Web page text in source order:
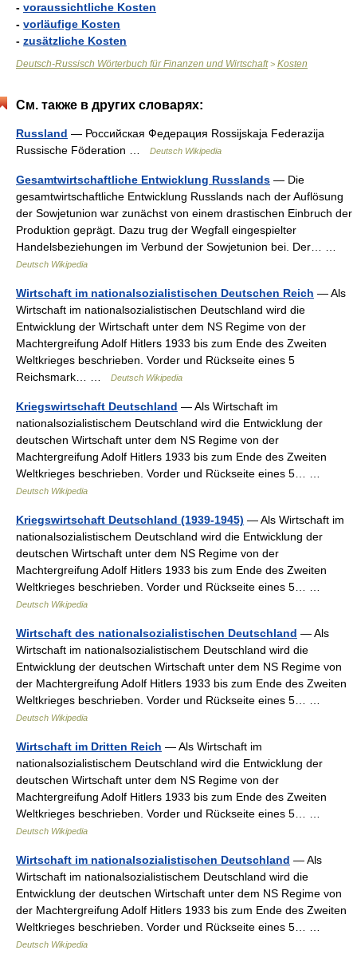
- voraussichtliche Kosten
- vorläufige Kosten
- zusätzliche Kosten
Deutsch-Russisch Wörterbuch für Finanzen und Wirtschaft> Kosten
См. также в других словарях:
Russland — Российская Федерация Rossijskaja Federazija
Russische Föderation …
Deutsch Wikipedia
Gesamtwirtschaftliche Entwicklung Russlands — Die
gesamtwirtschaftliche Entwicklung Russlands nach der Auflösung
der Sowjetunion war zunächst von einem drastischen Einbruch der
Produktion geprägt. Dazu trug der Wegfall eingespielter
Handelsbeziehungen im Verbund der Sowjetunion bei. Der… …
Deutsch Wikipedia
Wirtschaft im nationalsozialistischen Deutschen Reich — Als
Wirtschaft im nationalsozialistischen Deutschland wird die
Entwicklung der Wirtschaft unter dem NS Regime von der
Machtergreifung Adolf Hitlers 1933 bis zum Ende des Zweiten
Weltkrieges beschrieben. Vorder und Rückseite eines 5
Reichsmark… …
Deutsch Wikipedia
Kriegswirtschaft Deutschland — Als Wirtschaft im
nationalsozialistischem Deutschland wird die Entwicklung der
deutschen Wirtschaft unter dem NS Regime von der
Machtergreifung Adolf Hitlers 1933 bis zum Ende des Zweiten
Weltkrieges beschrieben. Vorder und Rückseite eines 5… …
Deutsch Wikipedia
Kriegswirtschaft Deutschland (1939-1945) — Als Wirtschaft im
nationalsozialistischem Deutschland wird die Entwicklung der
deutschen Wirtschaft unter dem NS Regime von der
Machtergreifung Adolf Hitlers 1933 bis zum Ende des Zweiten
Weltkrieges beschrieben. Vorder und Rückseite eines 5… …
Deutsch Wikipedia
Wirtschaft des nationalsozialistischen Deutschland — Als
Wirtschaft im nationalsozialistischem Deutschland wird die
Entwicklung der deutschen Wirtschaft unter dem NS Regime von
der Machtergreifung Adolf Hitlers 1933 bis zum Ende des Zweiten
Weltkrieges beschrieben. Vorder und Rückseite eines 5… …
Deutsch Wikipedia
Wirtschaft im Dritten Reich — Als Wirtschaft im
nationalsozialistischem Deutschland wird die Entwicklung der
deutschen Wirtschaft unter dem NS Regime von der
Machtergreifung Adolf Hitlers 1933 bis zum Ende des Zweiten
Weltkrieges beschrieben. Vorder und Rückseite eines 5… …
Deutsch Wikipedia
Wirtschaft im nationalsozialistischen Deutschland — Als
Wirtschaft im nationalsozialistischem Deutschland wird die
Entwicklung der deutschen Wirtschaft unter dem NS Regime von
der Machtergreifung Adolf Hitlers 1933 bis zum Ende des Zweiten
Weltkrieges beschrieben. Vorder und Rückseite eines 5… …
Deutsch Wikipedia